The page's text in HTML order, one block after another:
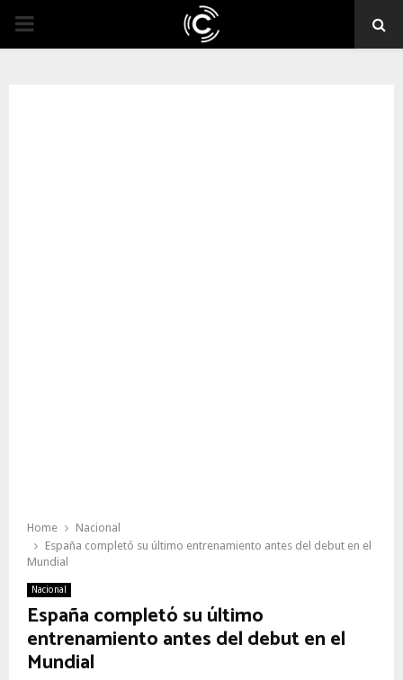
PRIMARY
Home
Nacional
España completó su último entrenamiento antes del debut en el
Mundial
Nacional
España completó su último
entrenamiento antes del debut en el
Mundial